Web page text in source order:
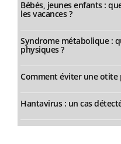
Bébés, jeunes enfants :
les vacances ?
Syndrome métabolique :
physiques ?
Comment éviter une otite
Hantavirus : un cas